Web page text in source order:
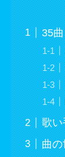
35
歌い
曲の